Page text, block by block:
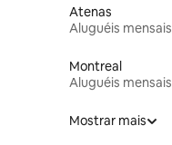
Atenas
Aluguéis mensais
Montreal
Aluguéis mensais
Mostrar mais